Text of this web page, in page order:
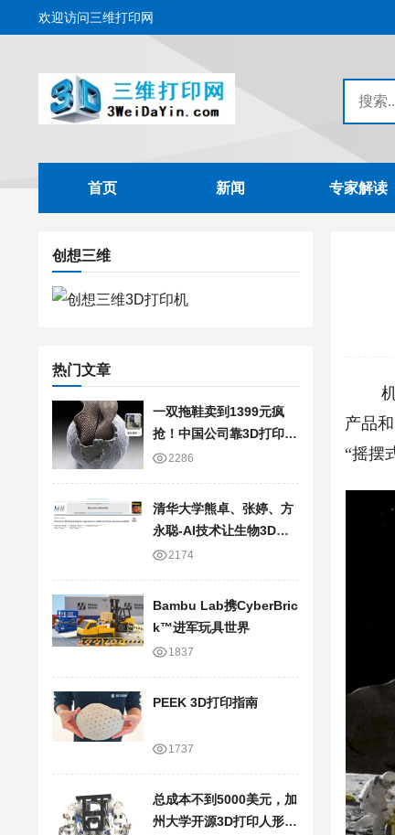
欢迎访问三维打印网
首页 新闻 专家解读
创想三维
热门文章
一双拖鞋卖到1399元疯
抢！中国公司靠3D打印技
术，半年狂卷20亿
2286
清华大学熊卓、张婷、方
永聪-AI技术让生物3D打
印走向临床应用
2174
Bambu Lab携Cyber​​Bric
k™进军玩具世界
1837
PEEK 3D打印指南
1737
总成本不到5000美元，加
州大学开源3D打印人形机
机器
产品
“摇摆